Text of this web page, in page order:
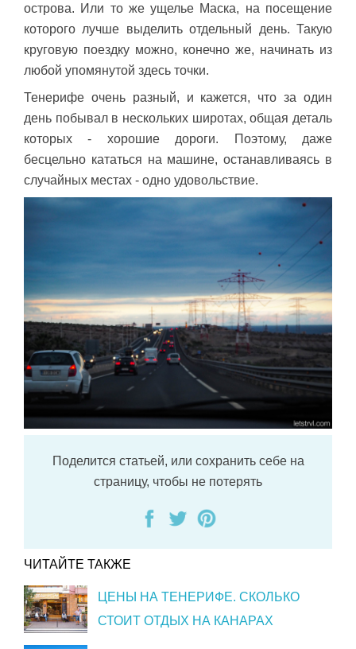
острова. Или то же ущелье Маска, на посещение
которого лучше выделить отдельный день. Такую
круговую поездку можно, конечно же, начинать из
любой упомянутой здесь точки.
Тенерифе очень разный, и кажется, что за один
день побывал в нескольких широтах, общая деталь
которых - хорошие дороги. Поэтому, даже
бесцельно кататься на машине, останавливаясь в
случайных местах - одно удовольствие.
Поделится статьей, или сохранить себе на
страницу, чтобы не потерять
ЧИТАЙТЕ ТАКЖЕ
ЦЕНЫ НА ТЕНЕРИФЕ. СКОЛЬКО
СТОИТ ОТДЫХ НА КАНАРАХ